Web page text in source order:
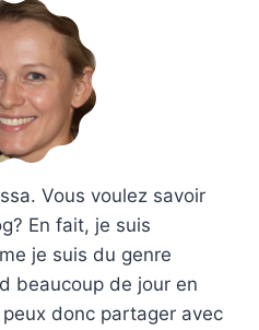
Vous voulez savoir
En fait, je suis
je suis du genre
beaucoup de jour en
donc partager avec